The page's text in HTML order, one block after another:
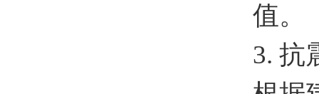
值。
3. 抗